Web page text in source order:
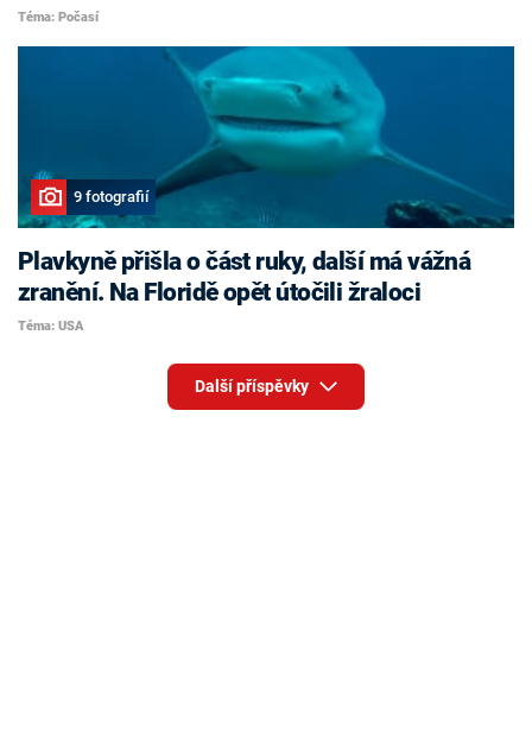
Téma: Počasí
9 fotografií
Plavkyně přišla o část ruky, další má vážná
zranění. Na Floridě opět útočili žraloci
Téma: USA
Další příspěvky